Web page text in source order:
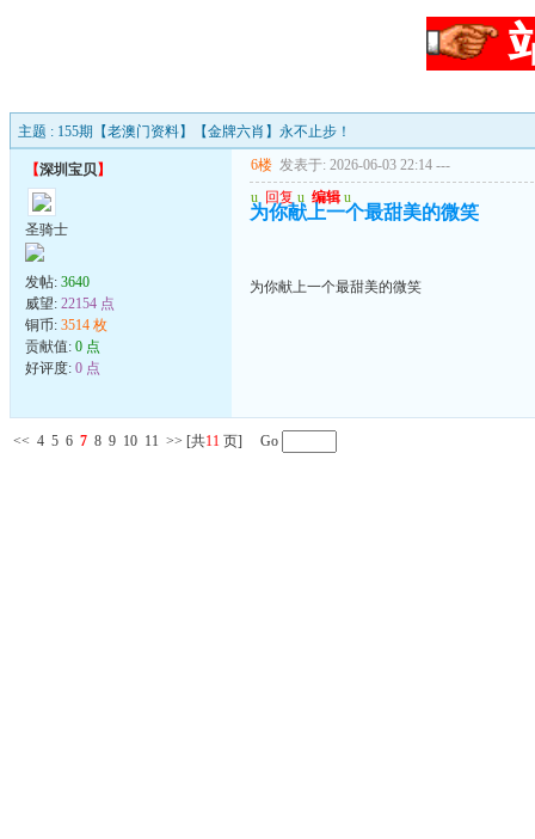
主题 : 155期【老澳门资料】【金牌六肖】永不止步！
【深圳宝贝】
圣骑士
发帖: 3640
威望: 22154 点
铜币: 3514 枚
贡献值: 0 点
好评度: 0 点
6楼 发表于: 2026-06-03 22:14 ---
u 回复 u 编辑 u
为你献上一个最甜美的微笑
为你献上一个最甜美的微笑
<< 4 5 6 7 8 9 10 11 >> [共11 页] Go